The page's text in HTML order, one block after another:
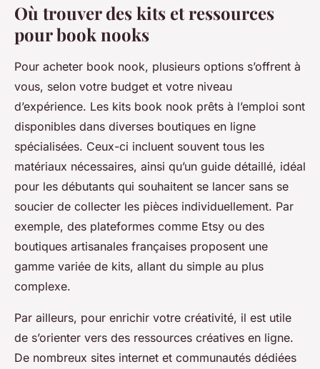
Où trouver des kits et ressources
pour book nooks
Pour acheter book nook, plusieurs options s’offrent à
vous, selon votre budget et votre niveau
d’expérience. Les kits book nook prêts à l’emploi sont
disponibles dans diverses boutiques en ligne
spécialisées. Ceux-ci incluent souvent tous les
matériaux nécessaires, ainsi qu’un guide détaillé, idéal
pour les débutants qui souhaitent se lancer sans se
soucier de collecter les pièces individuellement. Par
exemple, des plateformes comme Etsy ou des
boutiques artisanales françaises proposent une
gamme variée de kits, allant du simple au plus
complexe.
Par ailleurs, pour enrichir votre créativité, il est utile
de s’orienter vers des ressources créatives en ligne.
De nombreux sites internet et communautés dédiées